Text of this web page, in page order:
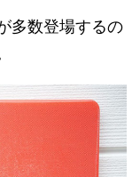
多数登場するの